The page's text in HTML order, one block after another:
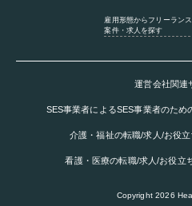
雇用形態からフリーランス
案件・求人を探す
運営会社関連
SES事業者によるSES事業者のため
介護・福祉の転職/求人/お役立
看護・医療の転職/求人/お役立
Copyright2026